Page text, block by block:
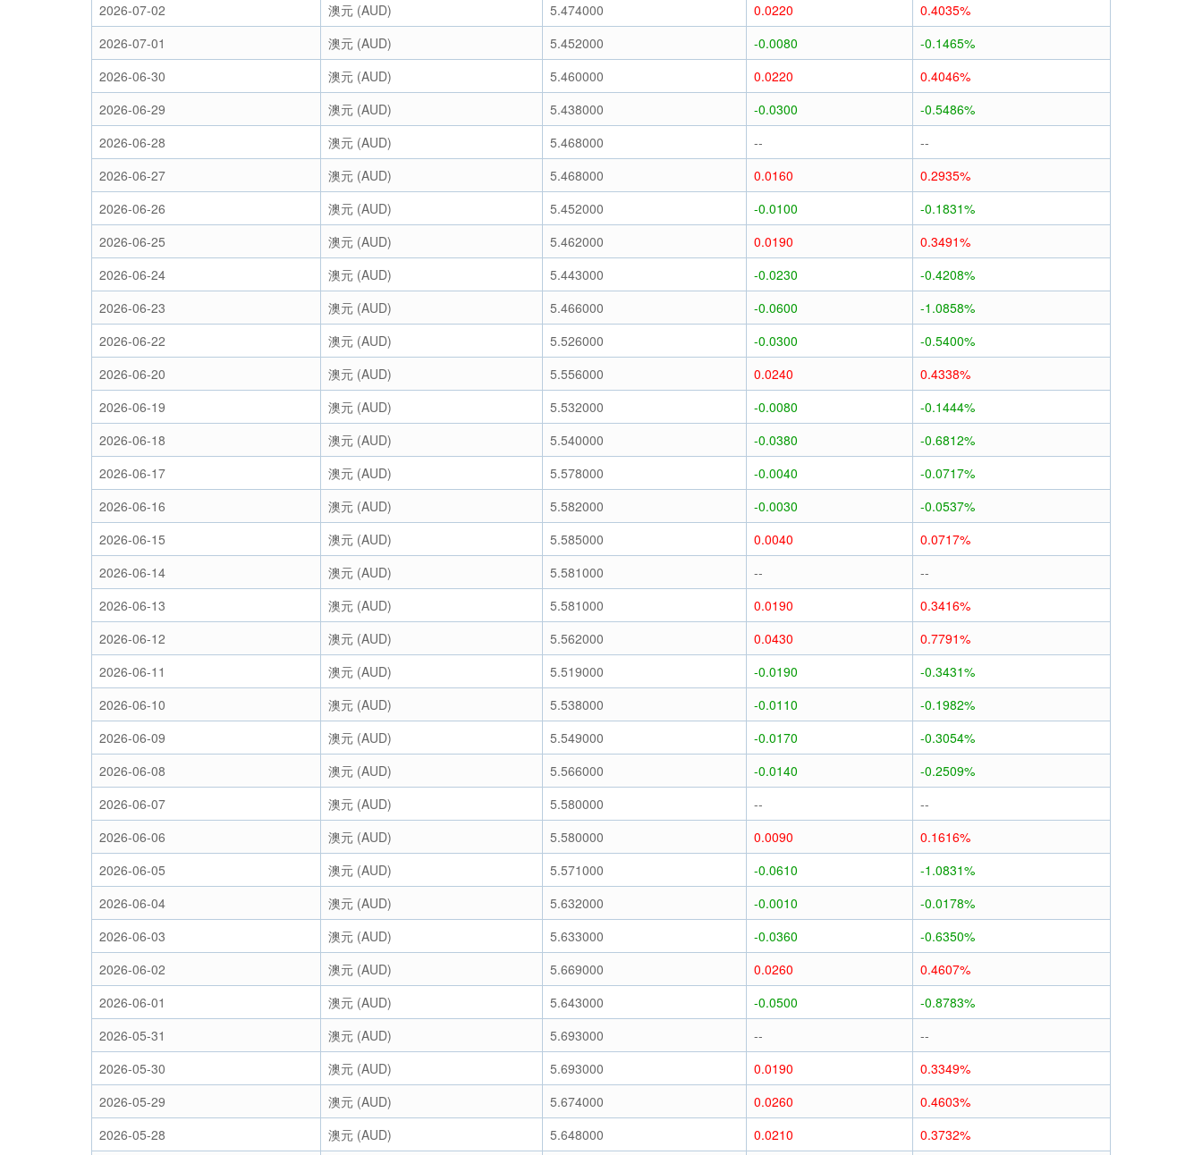
2026-07-02
澳元 (AUD) 5.474000 0.0220
0.4035%
2026-07-01
澳元 (AUD) 5.452000 -0.0080
-0.1465%
2026-06-30
澳元 (AUD) 5.460000 0.0220
0.4046%
2026-06-29
澳元 (AUD) 5.438000 -0.0300
-0.5486%
2026-06-28
澳元 (AUD) 5.468000 --
--
2026-06-27
澳元 (AUD) 5.468000 0.0160
0.2935%
2026-06-26
澳元 (AUD) 5.452000 -0.0100
-0.1831%
2026-06-25
澳元 (AUD) 5.462000 0.0190
0.3491%
2026-06-24
澳元 (AUD) 5.443000 -0.0230
-0.4208%
2026-06-23
澳元 (AUD) 5.466000 -0.0600
-1.0858%
2026-06-22
澳元 (AUD) 5.526000 -0.0300
-0.5400%
2026-06-20
澳元 (AUD) 5.556000 0.0240
0.4338%
2026-06-19
澳元 (AUD) 5.532000 -0.0080
-0.1444%
2026-06-18
澳元 (AUD) 5.540000 -0.0380
-0.6812%
2026-06-17
澳元 (AUD) 5.578000 -0.0040
-0.0717%
2026-06-16
澳元 (AUD) 5.582000 -0.0030
-0.0537%
2026-06-15
澳元 (AUD) 5.585000 0.0040
0.0717%
2026-06-14
澳元 (AUD) 5.581000 --
--
2026-06-13
澳元 (AUD) 5.581000 0.0190
0.3416%
2026-06-12
澳元 (AUD) 5.562000 0.0430
0.7791%
2026-06-11
澳元 (AUD) 5.519000 -0.0190
-0.3431%
2026-06-10
澳元 (AUD) 5.538000 -0.0110
-0.1982%
2026-06-09
澳元 (AUD) 5.549000 -0.0170
-0.3054%
2026-06-08
澳元 (AUD) 5.566000 -0.0140
-0.2509%
2026-06-07
澳元 (AUD) 5.580000 --
--
2026-06-06
澳元 (AUD) 5.580000 0.0090
0.1616%
2026-06-05
澳元 (AUD) 5.571000 -0.0610
-1.0831%
2026-06-04
澳元 (AUD) 5.632000 -0.0010
-0.0178%
2026-06-03
澳元 (AUD) 5.633000 -0.0360
-0.6350%
2026-06-02
澳元 (AUD) 5.669000 0.0260
0.4607%
2026-06-01
澳元 (AUD) 5.643000 -0.0500
-0.8783%
2026-05-31
澳元 (AUD) 5.693000 --
--
2026-05-30
澳元 (AUD) 5.693000 0.0190
0.3349%
2026-05-29
澳元 (AUD) 5.674000 0.0260
0.4603%
2026-05-28
澳元 (AUD) 5.648000 0.0210 0.3732%